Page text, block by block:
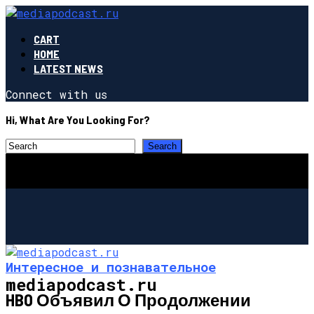
CART
HOME
LATEST NEWS
Connect with us
Hi, What Are You Looking For?
mediapodcast.ru
Интересное и познавательное
HBO Объявил О Продолжении